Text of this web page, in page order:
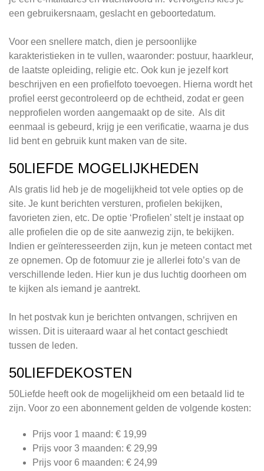
een gebruikersnaam, geslacht en geboortedatum.
Voor een snellere match, dien je persoonlijke
karakteristieken in te vullen, waaronder: postuur, haarkleur,
de laatste opleiding, religie etc. Ook kun je jezelf kort
beschrijven en een profielfoto toevoegen. Hierna wordt het
profiel eerst gecontroleerd op de echtheid, zodat er geen
nepprofielen worden aangemaakt op de site. Als dit
eenmaal is gebeurd, krijg je een verificatie, waarna je dus
lid bent en gebruik kunt maken van de site.
50LIEFDE MOGELIJKHEDEN
Als gratis lid heb je de mogelijkheid tot vele opties op de
site. Je kunt berichten versturen, profielen bekijken,
favorieten zien, etc. De optie ‘Profielen’ stelt je instaat op
alle profielen die op de site aanwezig zijn, te bekijken.
Indien er geïnteresseerden zijn, kun je meteen contact met
ze opnemen. Op de fotomuur zie je allerlei foto’s van de
verschillende leden. Hier kun je dus luchtig doorheen om
te kijken als iemand je aantrekt.
In het postvak kun je berichten ontvangen, schrijven en
wissen. Dit is uiteraard waar al het contact geschiedt
tussen de leden.
50LIEFDEKOSTEN
50Liefde heeft ook de mogelijkheid om een betaald lid te
zijn. Voor zo een abonnement gelden de volgende kosten:
Prijs voor 1 maand: € 19,99
Prijs voor 3 maanden: € 29,99
Prijs voor 6 maanden: € 24,99